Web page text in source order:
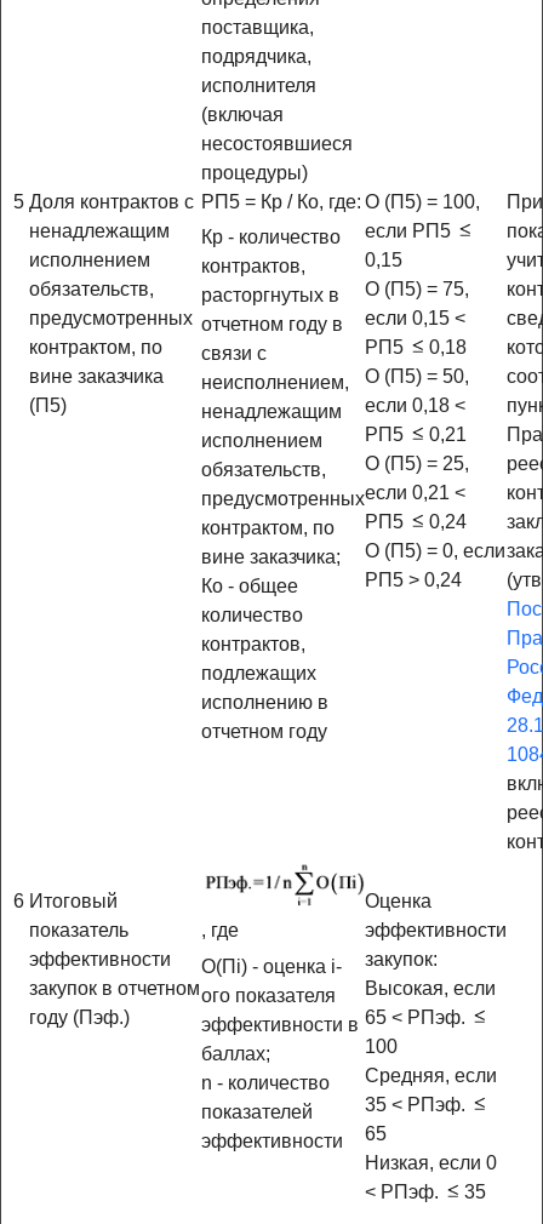
поставщика,
подрядчика,
исполнителя
(включая
несостоявшиеся
процедуры)
5 Доля контрактов с
ненадлежащим
исполнением
обязательств,
предусмотренных
контрактом, по
вине заказчика
(П5)
РП5 = Кр / Ко, где: О (П5) = 100,
если РП5
0,15
О (П5) = 75,
если 0,15 <
РП5
0,18
О (П5) = 50,
если 0,18 <
РП5
0,21
О (П5) = 25,
если 0,21 <
РП5
0,24
О (П5) = 0, если
РП5 > 0,24
Кр - количество
контрактов,
расторгнутых в
отчетном году в
связи с
неисполнением,
ненадлежащим
исполнением
обязательств,
предусмотренных
контрактом, по
вине заказчика;
Ко - общее
количество
контрактов,
подлежащих
исполнению в
отчетном году
6 Итоговый
показатель
эффективности
закупок в отчетном
году (Пэф.)
, где
Оценка
эффективности
закупок:
Высокая, если
65 < РПэф.
100
Средняя, если
35 < РПэф.
65
Низкая, если 0
< РПэф.
35
О(Пi) - оценка i-
ого показателя
эффективности в
баллах;
n - количество
показателей
эффективности